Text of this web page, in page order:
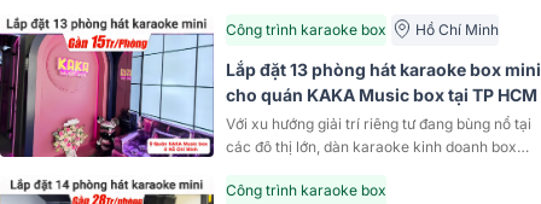
cao với...
Công trình karaoke box Hồ Chí Minh
Lắp đặt 13 phòng hát karaoke box mini
cho quán KAKA Music box tại TP HCM
Với xu hướng giải trí riêng tư đang bùng nổ tại
các đô thị lớn, dàn karaoke kinh doanh box
Công trình karaoke box